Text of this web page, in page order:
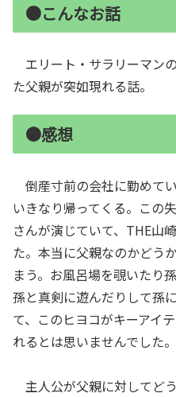
●こんなお話
エリート・サラリーマン
た父親が突如現れる話。
●感想
倒産寸前の会社に勤めて
いきなり帰ってくる。この
さんが演じていて、THE山
た。本当に父親なのかどう
まう。お風呂場を覗いたり
孫と真剣に遊んだりして孫
て、このヒヨコがキーアイ
れるとは思いませんでした。
主人公が父親に対してど